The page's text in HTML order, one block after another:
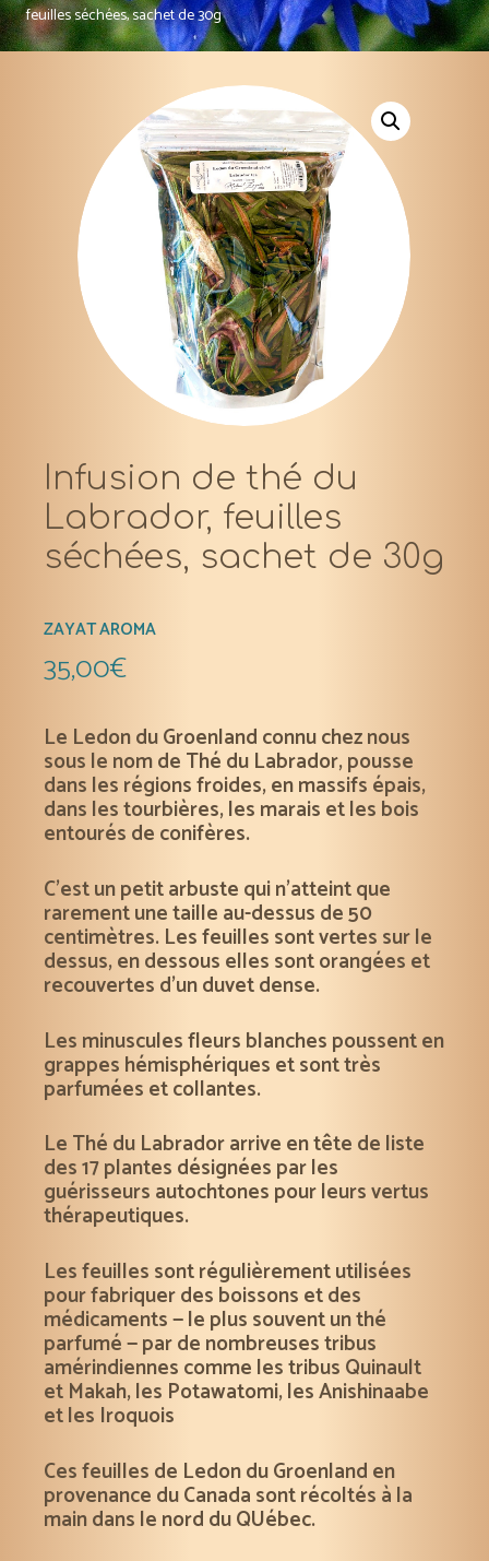
feuilles séchées, sachet de 30g
Infusion de thé du
Labrador, feuilles
séchées, sachet de 30g
ZAYAT AROMA
35,00€
Le Ledon du Groenland connu chez nous
sous le nom de Thé du Labrador, pousse
dans les régions froides, en massifs épais,
dans les tourbières, les marais et les bois
entourés de conifères.
C’est un petit arbuste qui n’atteint que
rarement une taille au-dessus de 50
centimètres. Les feuilles sont vertes sur le
dessus, en dessous elles sont orangées et
recouvertes d’un duvet dense.
Les minuscules fleurs blanches poussent en
grappes hémisphériques et sont très
parfumées et collantes.
Le Thé du Labrador arrive en tête de liste
des 17 plantes désignées par les
guérisseurs autochtones pour leurs vertus
thérapeutiques.
Les feuilles sont régulièrement utilisées
pour fabriquer des boissons et des
médicaments — le plus souvent un thé
parfumé — par de nombreuses tribus
amérindiennes comme les tribus Quinault
et Makah, les Potawatomi, les Anishinaabe
et les Iroquois
Ces feuilles de Ledon du Groenland en
provenance du Canada sont récoltés à la
main dans le nord du QUébec.